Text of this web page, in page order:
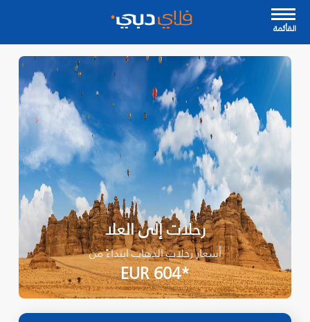
القأئمة
رحلات إلى العلا
أسعار رحلات الذهاب ابتداءً من
*EUR 604